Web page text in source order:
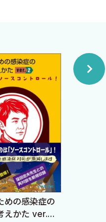
ワークライフバランスにま
なのです．
栄養管理，化学療法や感染
できており，我々の診療を
をサポートするのです．献
めの感染症の
えかた ver.